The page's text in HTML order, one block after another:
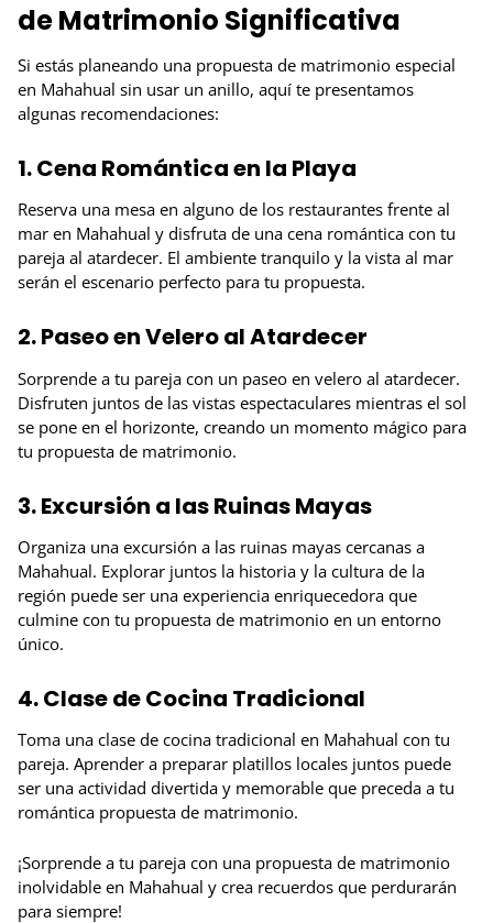
de Matrimonio Significativa
Si estás planeando una propuesta de matrimonio especial
en Mahahual sin usar un anillo, aquí te presentamos
algunas recomendaciones:
1. Cena Romántica en la Playa
Reserva una mesa en alguno de los restaurantes frente al
mar en Mahahual y disfruta de una cena romántica con tu
pareja al atardecer. El ambiente tranquilo y la vista al mar
serán el escenario perfecto para tu propuesta.
2. Paseo en Velero al Atardecer
Sorprende a tu pareja con un paseo en velero al atardecer.
Disfruten juntos de las vistas espectaculares mientras el sol
se pone en el horizonte, creando un momento mágico para
tu propuesta de matrimonio.
3. Excursión a las Ruinas Mayas
Organiza una excursión a las ruinas mayas cercanas a
Mahahual. Explorar juntos la historia y la cultura de la
región puede ser una experiencia enriquecedora que
culmine con tu propuesta de matrimonio en un entorno
único.
4. Clase de Cocina Tradicional
Toma una clase de cocina tradicional en Mahahual con tu
pareja. Aprender a preparar platillos locales juntos puede
ser una actividad divertida y memorable que preceda a tu
romántica propuesta de matrimonio.
¡Sorprende a tu pareja con una propuesta de matrimonio
inolvidable en Mahahual y crea recuerdos que perdurarán
para siempre!